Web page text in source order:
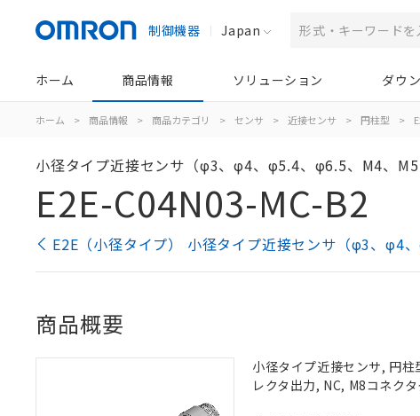
制御機器 Japan
ホーム 商品情報 ソリューション ダウ
ホーム > 商品情報 > 商品カテゴリ > センサ > 近接センサ > 円柱型 >
小径タイプ近接センサ（φ3、φ4、φ5.4、φ6.5、M4、M5
E2E-C04N03-MC-B2
E2E（小径タイプ） 小径タイプ近接センサ（φ3、φ4
商品概要
小径タイプ近接センサ, 円
レクタ出力, NC, M8コネク